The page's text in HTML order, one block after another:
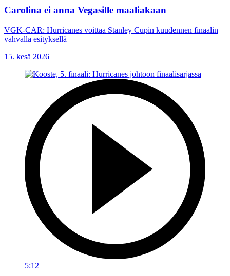
Carolina ei anna Vegasille maaliakaan
VGK-CAR: Hurricanes voittaa Stanley Cupin kuudennen finaalin
vahvalla esityksellä
15. kesä 2026
5:12